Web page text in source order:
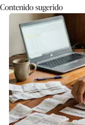
Contenido sugerido